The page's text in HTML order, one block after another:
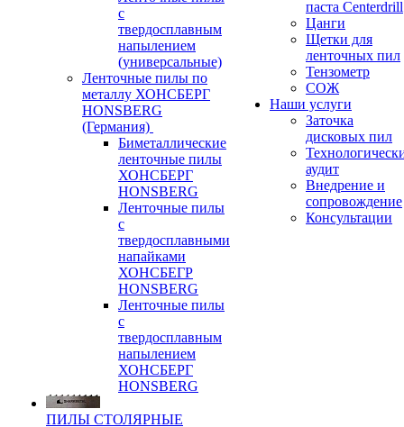
с
твердосплавным
напылением
(универсальные)
Ленточные пилы по
металлу ХОНСБЕРГ
HONSBERG
(Германия)
Биметаллические
ленточные пилы
ХОНСБЕРГ
HONSBERG
Ленточные пилы
с
твердосплавными
напайками
ХОНСБЕГР
HONSBERG
Ленточные пилы
с
твердосплавным
напылением
ХОНСБЕРГ
HONSBERG
ПИЛЫ СТОЛЯРНЫЕ
паста Centerdrill
Цанги
Щетки для
ленточных пил
Тензометр
СОЖ
Наши услуги
Заточка
дисковых пил
аудит
Внедрение и
сопровождение
Консультации